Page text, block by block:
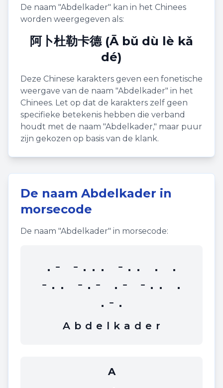
De naam "Abdelkader" kan in het Chinees
worden weergegeven als:
阿卜杜勒卡德 (Ā bǔ dù lè kǎ
dé)
Deze Chinese karakters geven een fonetische
weergave van de naam "Abdelkader" in het
Chinees. Let op dat de karakters zelf geen
specifieke betekenis hebben die verband
houdt met de naam "Abdelkader," maar puur
zijn gekozen op basis van de klank.
De naam Abdelkader in
morsecode
De naam "Abdelkader" in morsecode:
.- -... -.. . .
-.. -.- .- -.. .
.-.
A b d e l k a d e r
A